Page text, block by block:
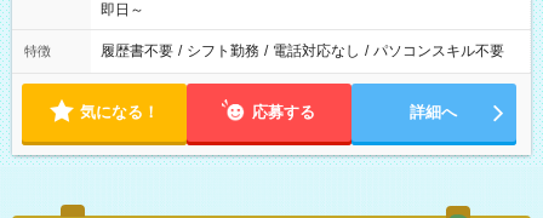
即日～
特徴 履歴書不要 / シフト勤務 / 電話対応なし / パソコンスキル不要
気になる！ 応募する 詳細へ